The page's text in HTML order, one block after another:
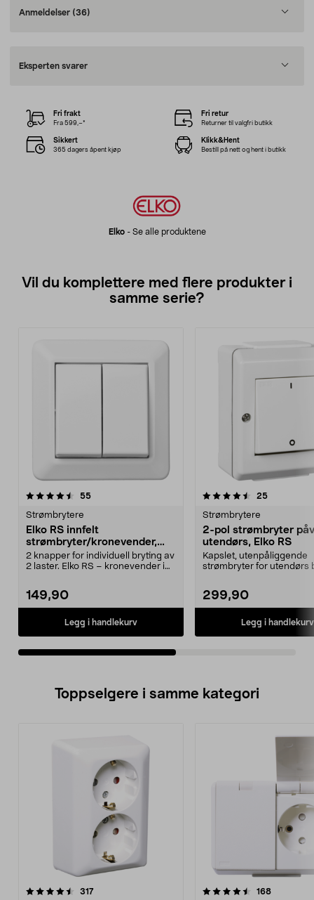
Anmeldelser (36)
Eksperten svarer
Elko- Se alle produktene
Fri frakt
Fra 599,–*
Fri retur
Returner til valgfri butikk
Sikkert
365 dagers åpent kjøp
Klikk&Hent
Bestill på nett og hent i butikk
Vil du komplettere med flere produkter i
samme serie?
55anmeldelser
Strømbrytere
Elko RS innfelt
strømbryter/kronevender,
Nordic renhvit
2 knapper for individuell bryting av
2 laster. Elko RS – kronevender i
149,90
Legg i handlekurv
4.5av 5 stjerner 25
Strømbrytere
2-pol strømbryter
utendørs, Elko RS
Kapslet, utenpåliggende
strømbryter for utendørs
299,90
Legg i handlekurv
4.5av 5 stjerner
Toppselgere i samme kategori
317anmeldelser
4.5 av 5 stjerner 168
4.5 av 5 stjerner